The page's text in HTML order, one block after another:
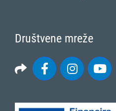
Društvene mreže